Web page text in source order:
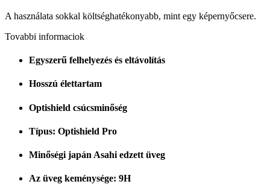
A használata sokkal költséghatékonyabb, mint egy képernyőcsere.
Tovabbi informaciok
Egyszerű felhelyezés és eltávolítás
Hosszú élettartam
Optishield csúcsminőség
Típus: Optishield Pro
Minőségi japán Asahi edzett üveg
Az üveg keménysége: 9H